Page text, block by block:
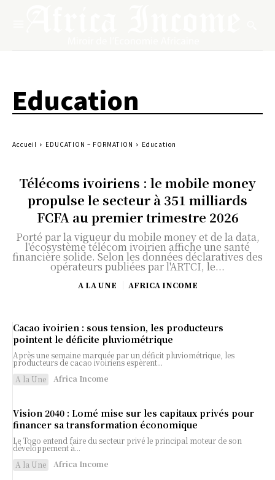
Education
Accueil EDUCATION – FORMATION Education
Télécoms ivoiriens : le mobile money
propulse le secteur à 351 milliards
FCFA au premier trimestre 2026
Porté par la vigueur du mobile money et de la data,
l'écosystème télécom ivoirien affiche une santé
financière solide. Selon les données déclaratives des
opérateurs publiées par l'ARTCI, le...
A LA UNE AFRICA INCOME
Cacao ivoirien : sous tension, les producteurs
pointent le déficite pluviométrique
Après une semaine marquée par un déficit pluviométrique, les
producteurs de cacao ivoiriens espèrent...
A la Une
Africa Income
Vision 2040 : Lomé mise sur les capitaux privés pour
financer sa transformation économique
Le Togo entend faire du secteur privé le principal moteur de son
développement à...
A la Une
Africa Income